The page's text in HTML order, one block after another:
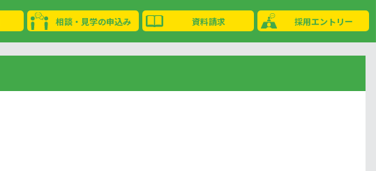
相談・見学の申込み 資料請求 採用エントリー